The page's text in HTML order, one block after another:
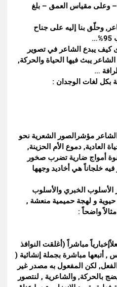
– وعلى مقياس العمق – بلغ
وحلّق بنا إليه على جناح
كيف يبدع الشاعر في تصوير
يبث فيها الحياة والحركة,
…
بكل لغات الوجدان :
مؤشرالصور الشعرية نحو
العادية, دموع الأم الحزينة,
أمواج ضارية تضرب صخور
خلجاناً هي أخاديد وجهها
الأسلوب الخبري والأسلوب
و لهجة حميمية منعشة ,
واضحاً :
مباشراً (أغلقت النوافذ
أتبعها مباشرة بجملة إنشائية (
لكن المفعول به مصدر غير
بالحركة, والشاعرية , لنتصور